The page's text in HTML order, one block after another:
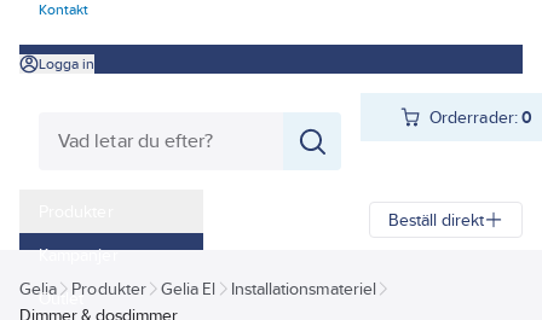
Kontakt
Logga in
Orderrader:0
Kampanjer
Outlet
Beställ direkt
Gelia Produkter Gelia El
Installationsmateriel
Dimmer & dosdimmer